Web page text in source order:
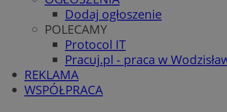
Dodaj ogłoszenie
POLECAMY
Protocol IT
Pracuj.pl - praca w
REKLAMA
WSPÓŁPRACA